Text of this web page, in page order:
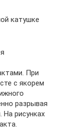
катушке
При
с якорем
разрывая
рисунках